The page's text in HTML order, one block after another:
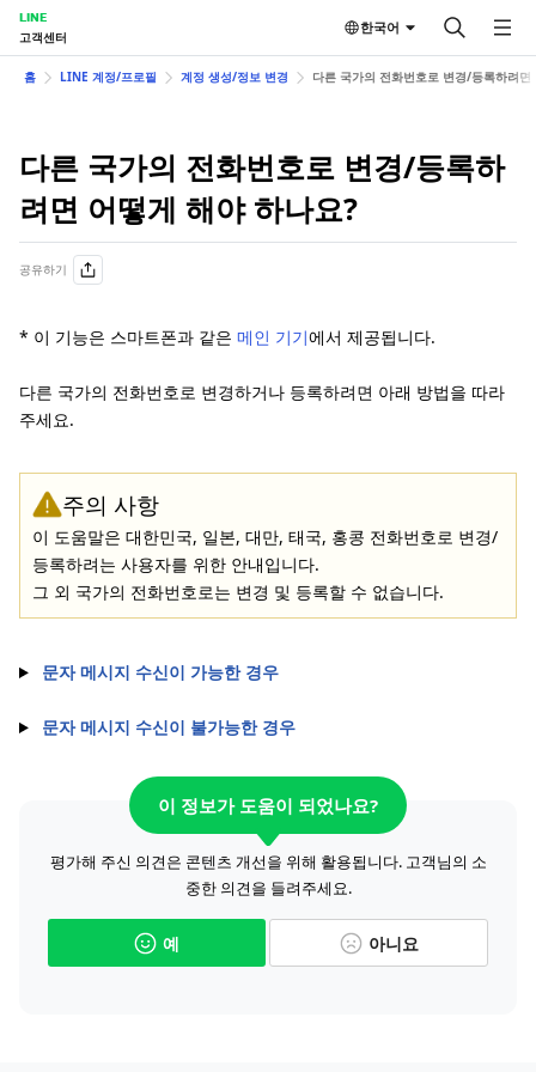
LINE
고객센터
한국어
홈 LINE 계정/프로필 계정 생성/정보 변경 다른 국가의 전화번호로 변경/등록하려면
다른 국가의 전화번호로 변경/등록하
려면 어떻게 해야 하나요?
공유하기
* 이 기능은 스마트폰과 같은 메인 기기에서 제공됩니다.
다른 국가의 전화번호로 변경하거나 등록하려면 아래 방법을 따라
주세요.
주의 사항
이 도움말은 대한민국, 일본, 대만, 태국, 홍콩 전화번호로 변경/
등록하려는 사용자를 위한 안내입니다.
그 외 국가의 전화번호로는 변경 및 등록할 수 없습니다.
문자 메시지 수신이 가능한 경우
문자 메시지 수신이 불가능한 경우
이 정보가 도움이 되었나요?
평가해 주신 의견은 콘텐츠 개선을 위해 활용됩니다. 고객님의 소
중한 의견을 들려주세요.
예 아니요